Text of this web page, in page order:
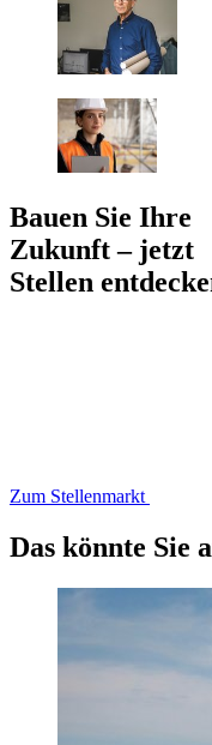
Bauen Sie Ihre
Zukunft – jetzt
Stellen
Zum Stellenmarkt
Das könnte Sie